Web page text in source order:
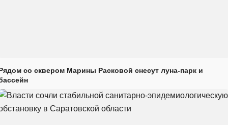
со сквером Марины Расковой снесут луна-парк и